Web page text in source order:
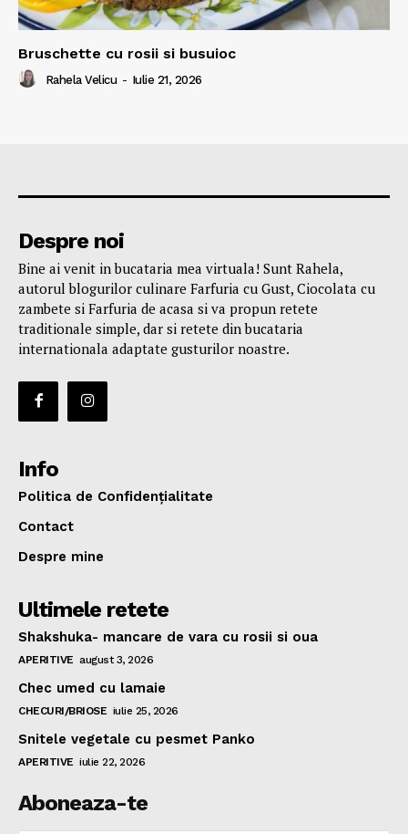
Bruschette cu rosii si busuioc
Rahela Velicu - Iulie 21, 2026
Despre noi
Bine ai venit in bucataria mea virtuala! Sunt Rahela,
autorul blogurilor culinare Farfuria cu Gust, Ciocolata cu
zambete si Farfuria de acasa si va propun retete
traditionale simple, dar si retete din bucataria
internationala adaptate gusturilor noastre.
Info
Politica de Confidențialitate
Contact
Despre mine
Ultimele retete
Shakshuka- mancare de vara cu rosii si oua
APERITIVE august 3, 2026
Chec umed cu lamaie
CHECURI/BRIOSE iulie 25, 2026
Snitele vegetale cu pesmet Panko
APERITIVE iulie 22, 2026
Aboneaza-te